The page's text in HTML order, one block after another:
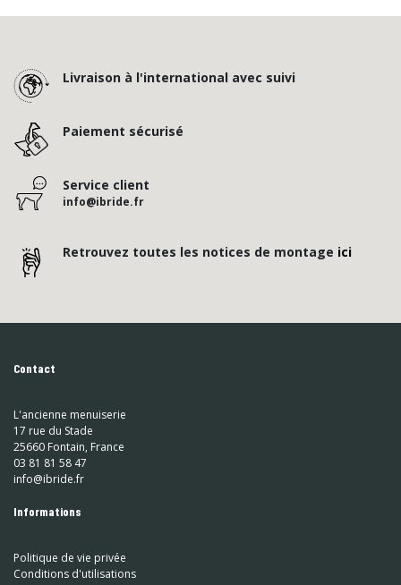
Livraison à l'international avec suivi
Paiement sécurisé
Service client
info@ibride.fr
Retrouvez toutes les notices de montage ici
Contact
L'ancienne menuiserie
17 rue du Stade
25660 Fontain, France
03 81 81 58 47
info@ibride.fr
Informations
Politique de vie privée
Conditions d'utilisations